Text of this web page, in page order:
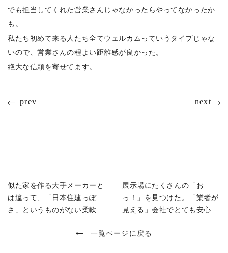
でも担当してくれた営業さんじゃなかったらやってなかったか
も。
私たち初めて来る人たち全てウェルカムっていうタイプじゃな
いので、営業さんの程よい距離感が良かった。
絶大な信頼を寄せてます。
prev
似た家を作る大手メーカーと
は違って、「日本住建っぽ
さ」というものがない柔軟さ
next
展示場にたくさんの「お
っ！」を見つけた。「業者が
見える」会社でとても安心で
一覧ページに戻る